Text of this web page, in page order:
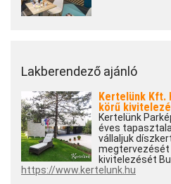
Lakberendező ajánló
Kertelünk
körű
Kertelünk
éves
vállaljuk
kivitelezését
https://www.kertelunk.hu